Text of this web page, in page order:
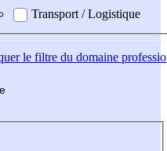
Transport / Logistique
le filtre du domaine